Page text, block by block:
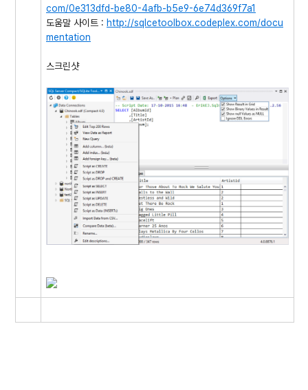
com/0e313dfd-be80-4afb-b5e9-6e74d369f7a1
도움말 사이트 : http://sqlcetoolbox.codeplex.com/docu
mentation
스크린샷